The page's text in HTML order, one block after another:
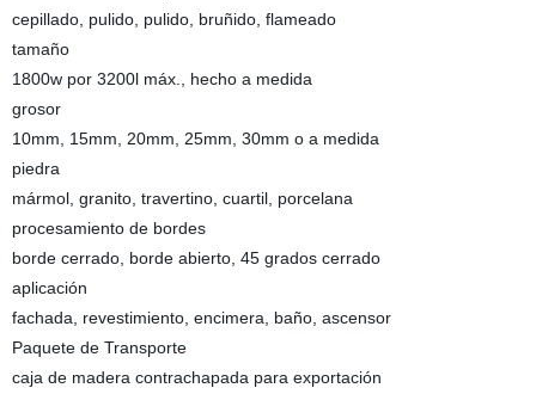
cepillado, pulido, pulido, bruñido, flameado
tamaño
1800w por 3200l máx., hecho a medida
grosor
10mm, 15mm, 20mm, 25mm, 30mm o a medida
piedra
mármol, granito, travertino, cuartil, porcelana
procesamiento de bordes
borde cerrado, borde abierto, 45 grados cerrado
aplicación
fachada, revestimiento, encimera, baño, ascensor
Paquete de Transporte
caja de madera contrachapada para exportación